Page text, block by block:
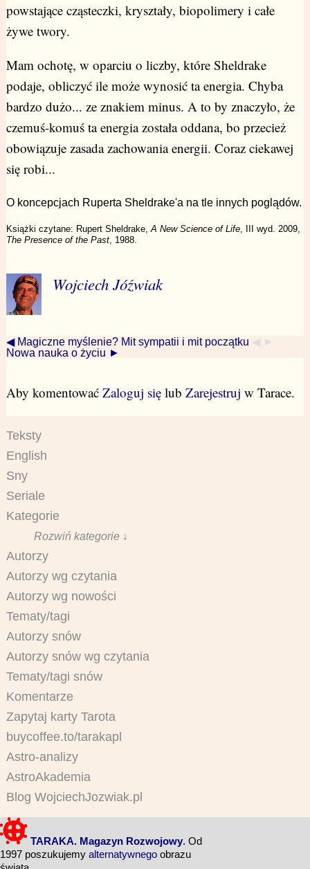
powstające cząsteczki, kryształy, biopolimery i całe
żywe twory.
Mam ochotę, w oparciu o liczby, które Sheldrake
podaje, obliczyć ile może wynosić ta energia. Chyba
bardzo dużo... ze znakiem minus. A to by znaczyło, że
czemuś-komuś ta energia została oddana, bo przecież
obowiązuje zasada zachowania energii. Coraz ciekawej
się robi...
O koncepcjach Ruperta Sheldrake'a na tle innych poglądów.
Książki czytane: Rupert Sheldrake,A New Science of Life, III wyd. 2009,
The Presence of the Past, 1988.
Wojciech Jóźwiak
◀ Magiczne myślenie? Mit sympatii i mit początku ◀ ►
Nowa nauka o życiu ►
Aby komentować Zaloguj sięlub Zarejestruj w Tarace.
Teksty
English
Sny
Seriale
Kategorie
Rozwiń kategorie ↓
Autorzy
Autorzy wg czytania
Autorzy wg nowości
Tematy/tagi
Autorzy snów
Autorzy snów wg czytania
Tematy/tagi snów
Komentarze
Zapytaj karty Tarota
buycoffee.to/tarakapl
Astro-analizy
AstroAkademia
Blog WojciechJozwiak.pl
TARAKA. Magazyn Rozwojowy. Od
1997 poszukujemy alternatywnego obrazu